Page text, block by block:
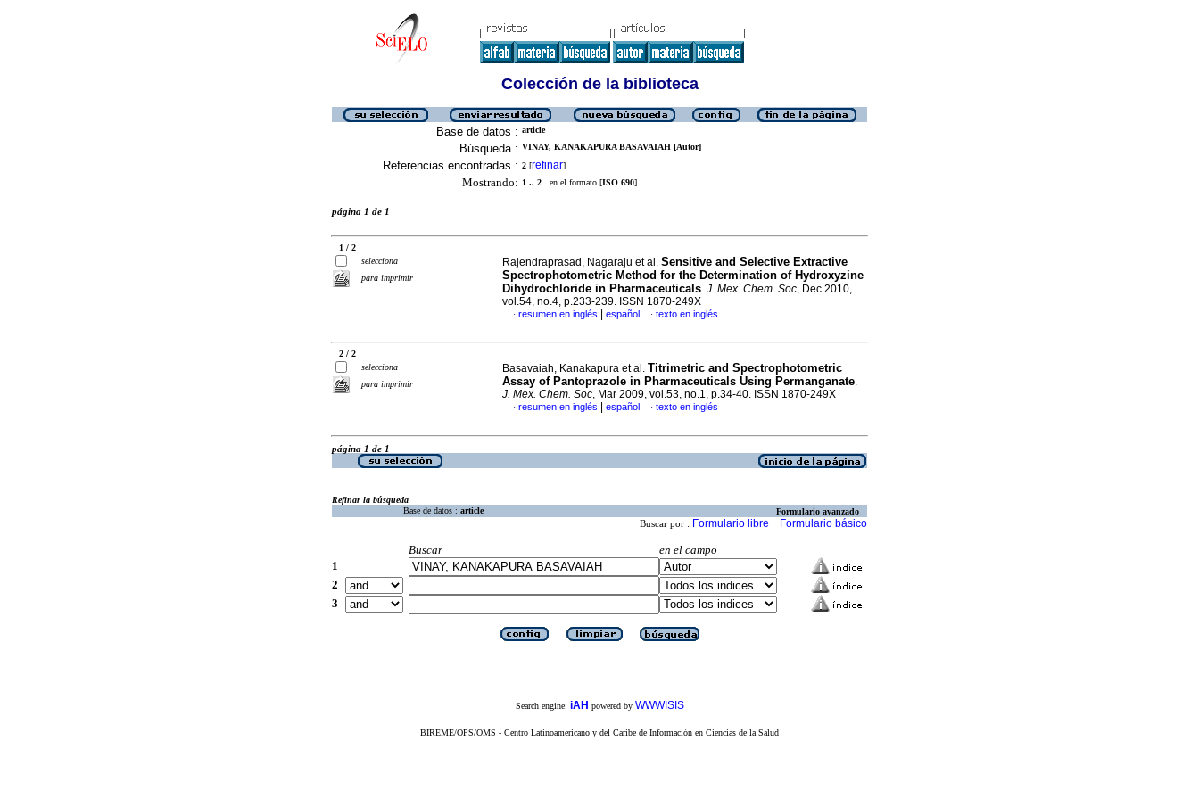
Colección de la biblioteca
Base de datos : article
Búsqueda : VINAY, KANAKAPURA BASAVAIAH [Autor]
Referencias encontradas : 2 [refinar]
Mostrando: 1 .. 2 en el formato [ISO 690]
página 1 de 1
1 / 2
selecciona
para imprimir
Rajendraprasad, Nagaraju et al. Sensitive and Selective Extractive
Spectrophotometric Method for the Determination of Hydroxyzine
Dihydrochloride in Pharmaceuticals. J. Mex. Chem. Soc, Dec 2010,
vol.54, no.4, p.233-239. ISSN 1870-249X
· resumen en inglés español · texto en inglés
2 / 2
selecciona
para imprimir
Basavaiah, Kanakapura et al. Titrimetric and Spectrophotometric
Assay of Pantoprazole in Pharmaceuticals Using Permanganate.
J. Mex. Chem. Soc, Mar 2009, vol.53, no.1, p.34-40. ISSN 1870-249X
· resumen en inglés español · texto en inglés
página 1 de 1
Refinar la búsqueda
Base de datos : article Formulario avanzado
Buscar por : Formulario libre Formulario básico
Buscar
en el campo
1
2
3
Search engine: iAH powered by WWWISIS
BIREME/OPS/OMS - Centro Latinoamericano y del Caribe de Información en Ciencias de la Salud